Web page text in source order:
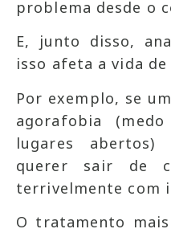
problema desde o
E, junto disso,
isso afeta a vida de
Por exemplo, se
agorafobia
lugares
querer sair de
terrivelmente com
O tratamento